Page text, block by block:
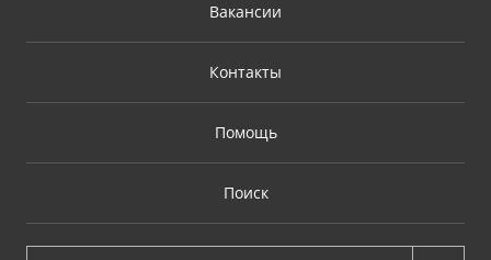
Вакансии
Контакты
Помощь
Поиск